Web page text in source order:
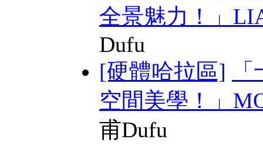
全景魅力！」
Dufu
[硬體哈拉區]
空間美學！」
甫Dufu